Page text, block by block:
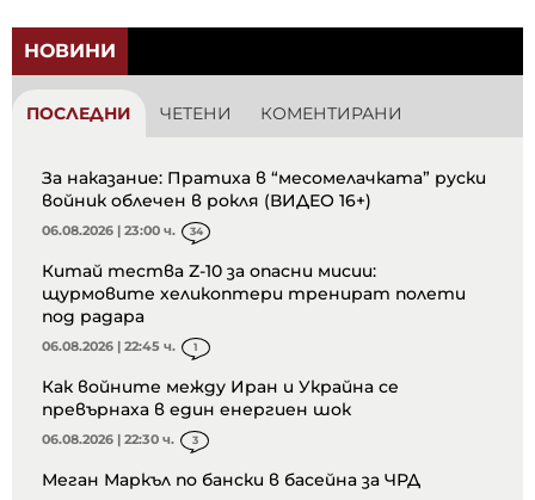
НОВИНИ
ПОСЛЕДНИ ЧЕТЕНИ КОМЕНТИРАНИ
За наказание: Пратиха в “месомелачката” руски
войник облечен в рокля (ВИДЕО 16+)
06.08.2026 | 23:00 ч. 34
Китай тества Z-10 за опасни мисии:
щурмовите хеликоптери тренират полети
под радара
06.08.2026 | 22:45 ч. 1
Как войните между Иран и Украйна се
превърнаха в един енергиен шок
06.08.2026 | 22:30 ч. 3
Меган Маркъл по бански в басейна за ЧРД